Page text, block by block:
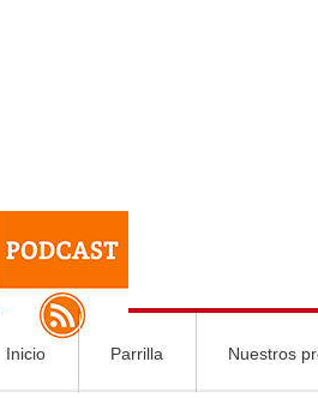
Inicio Parrilla Nuestros